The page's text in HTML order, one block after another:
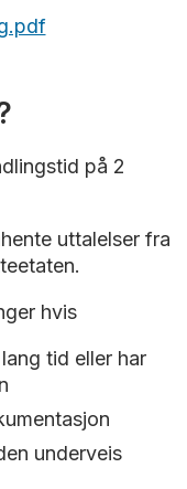
i perioden
pris
1035
725
kroner
210 kroner
av mat fra
på 2
uttalelser fra
hvis
tid eller har
underveis